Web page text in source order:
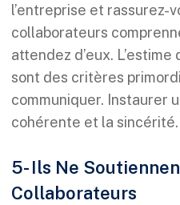
l’entreprise et rassurez-
collaborateurs
attendez d’eux.
sont des critères
communiquer. Instaurer
cohérente et la sincérité.
5- Ils Ne
Collaborateurs